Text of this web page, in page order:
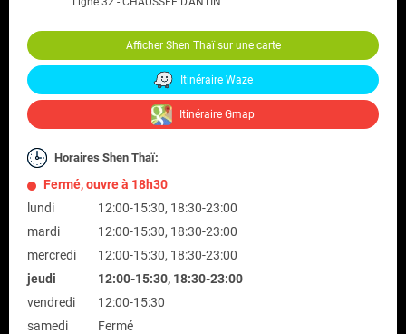
Afficher Shen Thaï sur une carte
Itinéraire Waze
Itinéraire Gmap
Horaires Shen Thaï:
Fermé, ouvre à 18h30
lundi
12:00-15:30, 18:30-23:00
mardi
12:00-15:30, 18:30-23:00
mercredi
12:00-15:30, 18:30-23:00
jeudi
12:00-15:30, 18:30-23:00
vendredi
12:00-15:30
samedi
Fermé